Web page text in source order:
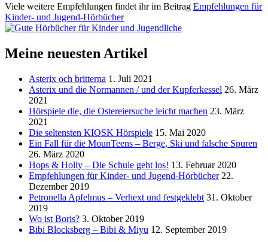
Viele weitere Empfehlungen findet ihr im Beitrag Empfehlungen für
Kinder- und Jugend-Hörbücher
Meine neuesten Artikel
Asterix och britterna 1. Juli 2021
Asterix und die Normannen / und der Kupferkessel 26. März
2021
Hörspiele die, die Ostereiersuche leicht machen 23. März
2021
Die seltensten KIOSK Hörspiele 15. Mai 2020
Ein Fall für die MounTeens – Berge, Ski und falsche Spuren
26. März 2020
Hops & Holly – Die Schule geht los! 13. Februar 2020
Empfehlungen für Kinder- und Jugend-Hörbücher 22.
Dezember 2019
Petronella Apfelmus – Verhext und festgeklebt 31. Oktober
2019
Wo ist Boris? 3. Oktober 2019
Bibi Blocksberg – Bibi & Miyu 12. September 2019